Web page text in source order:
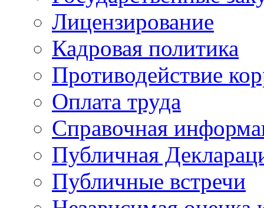
Лицензирование
Кадровая политика
Противодействие
Оплата труда
Справочная
Публичная
Публичные встречи